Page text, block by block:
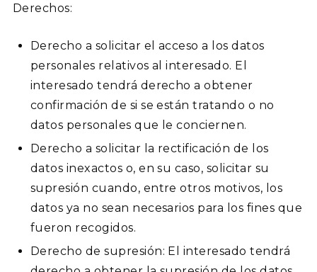
Derechos:
Derecho a solicitar el acceso a los datos
personales relativos al interesado. El
interesado tendrá derecho a obtener
confirmación de si se están tratando o no
datos personales que le conciernen.
Derecho a solicitar la rectificación de los
datos inexactos o, en su caso, solicitar su
supresión cuando, entre otros motivos, los
datos ya no sean necesarios para los fines que
fueron recogidos.
Derecho de supresión: El interesado tendrá